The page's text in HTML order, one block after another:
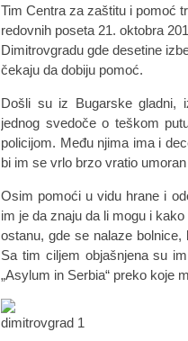
Tim Centra za zaštitu i pomoć
redovnih poseta 21. oktobra
Dimitrovgradu gde desetine
čekaju da dobiju pomoć.
Došli su iz Bugarske gladni,
jednog svedoče o teškom
policijom. Među njima ima i
bi im se vrlo brzo vratio
Osim pomoći u vidu hrane i
im je da znaju da li mogu i
ostanu, gde se nalaze
Sa tim ciljem objašnjena su
„Asylum in Serbia“ preko koje